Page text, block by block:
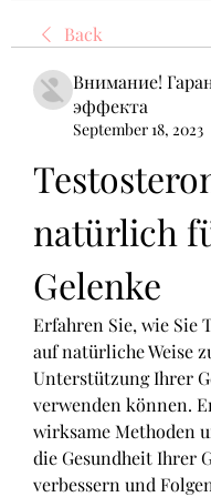
Back
Внимание!
эффекта
September 18, 2023
natürlich
Gelenke
Erfahren Sie, wie Sie
auf natürliche Weise
Unterstützung Ihrer
verwenden können.
wirksame Methoden
die Gesundheit Ihrer
verbessern und